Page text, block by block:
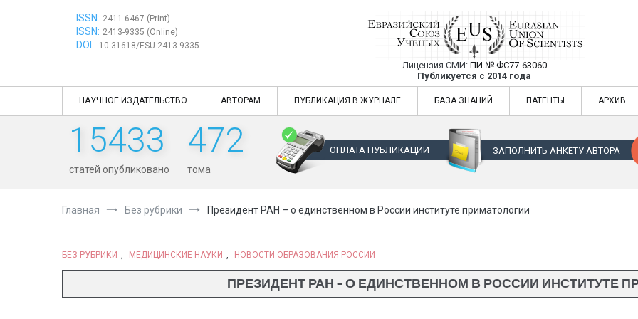
ISSN: 2411-6467 (Print)
ISSN: 2413-9335 (Online)
DOI: 10.31618/ESU.2413-9335
Евразийский Союз Ученых —
Лицензия СМИ: ПИ № ФС77-63060
Публикуется с 2014 года
Евразийский Союз Ученых — публикация научных статей в
НАУЧНОЕ ИЗДАТЕЛЬСТВО АВТОРАМ ПУБЛИКАЦИЯ В ЖУРНАЛЕ БАЗА ЗНАНИЙ ПАТЕНТЫ АРХИВ
15433
статей опубликовано
472
тома
ОПЛАТА ПУБЛИКАЦИИ ЗАПОЛНИТЬ АНКЕТУ АВТОРА
Главная Без рубрики Президент РАН – о единственном в России институте приматологии
БЕЗ РУБРИКИ , МЕДИЦИНСКИЕ НАУКИ , НОВОСТИ ОБРАЗОВАНИЯ РОССИИ
ПРЕЗИДЕНТ РАН – О ЕДИНСТВЕННОМ В РОССИИ ИНСТИТУТЕ